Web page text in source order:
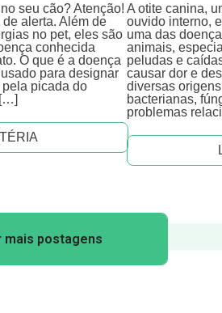
seu cão? Atenção!
alerta. Além de
no pet, eles são
conhecida
O que é a doença
para designar
picada do
A otite canina,
ouvido interno,
uma das
animais,
peludas e
causar dor e
diversas
bacterianas,
problemas
mais postagens